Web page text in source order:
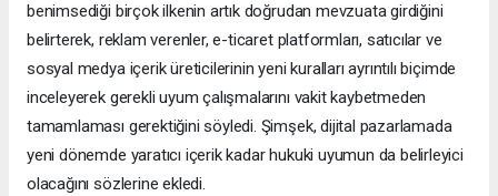
benimsediği birçok ilkenin artık doğrudan mevzuata girdiğini
belirterek, reklam verenler, e-ticaret platformları, satıcılar ve
sosyal medya içerik üreticilerinin yeni kuralları ayrıntılı biçimde
inceleyerek gerekli uyum çalışmalarını vakit kaybetmeden
tamamlaması gerektiğini söyledi. Şimşek, dijital pazarlamada
yeni dönemde yaratıcı içerik kadar hukuki uyumun da belirleyici
olacağını sözlerine ekledi.